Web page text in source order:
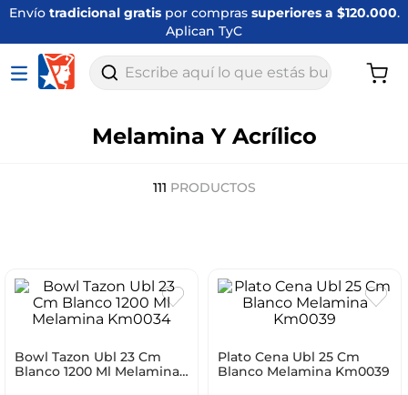
Envío tradicional gratispor compras superiores a $120.000.
Aplican TyC
Escribe aquí lo que estás buscando
Melamina Y Acrílico
111 PRODUCTOS
Bowl Tazon Ubl 23 Cm
Blanco 1200 Ml Melamina
Plato Cena Ubl 25 Cm
Blanco Melamina Km0039